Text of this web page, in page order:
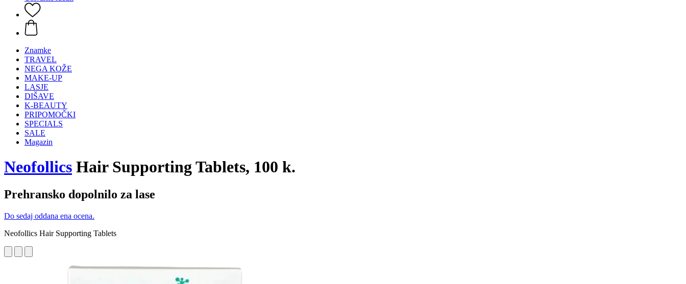
Znamke
TRAVEL
NEGA KOŽE
MAKE-UP
LASJE
DIŠAVE
K-BEAUTY
PRIPOMOČKI
SPECIALS
SALE
Magazin
Neofollics Hair Supporting Tablets, 100 k.
Prehransko dopolnilo za lase
Do sedaj oddana ena ocena.
Neofollics Hair Supporting Tablets